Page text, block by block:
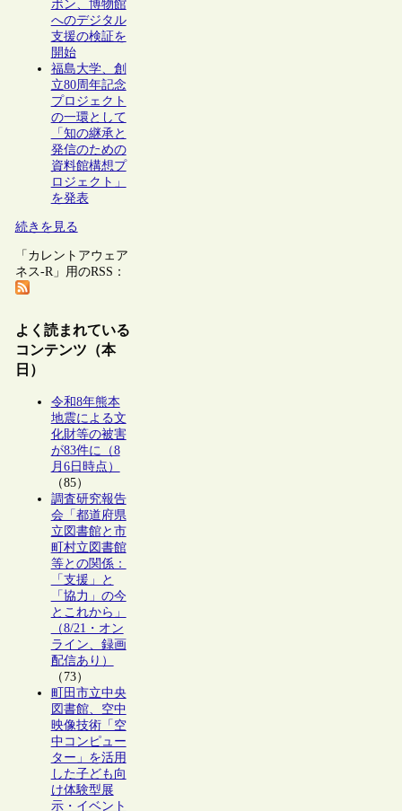
ボン、博物館
へのデジタル
支援の検証を
開始
福島大学、創
立80周年記念
プロジェクト
の一環として
「知の継承と
発信のための
資料館構想プ
ロジェクト」
を発表
続きを見る
「カレントアウェア
ネス-R」用のRSS：
よく読まれている
コンテンツ（本
日）
令和8年熊本
地震による文
化財等の被害
が83件に（8
月6日時点）
（85）
調査研究報告
会「都道府県
立図書館と市
町村立図書館
等との関係：
「支援」と
「協力」の今
とこれから」
（8/21・オン
ライン、録画
配信あり）
（73）
町田市立中央
図書館、空中
映像技術「空
中コンピュー
ター」を活用
した子ども向
け体験型展
示・イベント